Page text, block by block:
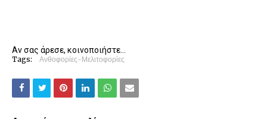
Αν σας άρεσε, κοινοποιήστε...
Tags: Ανθοφορίες-Μελιτοφορίες